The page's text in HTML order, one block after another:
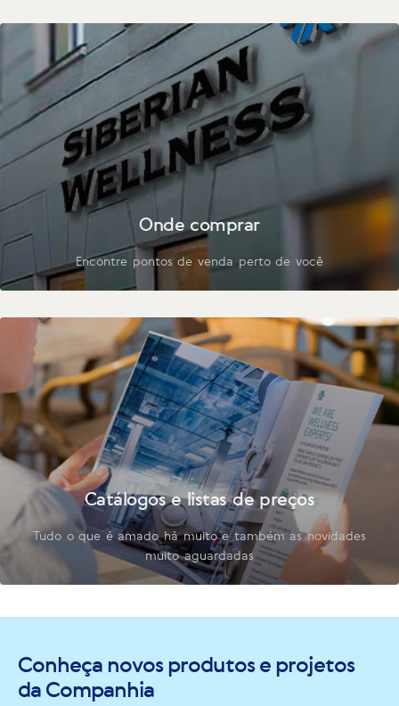
Onde comprar
Encontre pontos de venda perto de você
Catálogos e listas de preços
Tudo o que é amado há muito e também as novidades
muito aguardadas
Conheça novos produtos e projetos
da Companhia